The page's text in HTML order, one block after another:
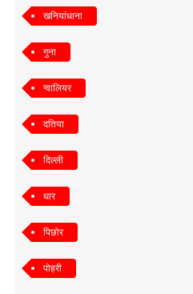
खनियांधाना
गुना
ग्वालियर
दतिया
दिल्ली
धार
पिछोर
पोहरी